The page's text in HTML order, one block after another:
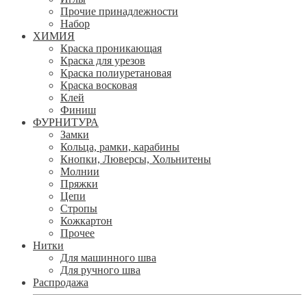
Прочие принадлежности
Набор
ХИМИЯ
Краска проникающая
Краска для урезов
Краска полиуретановая
Краска восковая
Клей
Финиш
ФУРНИТУРА
Замки
Кольца, рамки, карабины
Кнопки, Люверсы, Хольнитены
Молнии
Пряжки
Цепи
Стропы
Кожкартон
Прочее
Нитки
Для машинного шва
Для ручного шва
Распродажа